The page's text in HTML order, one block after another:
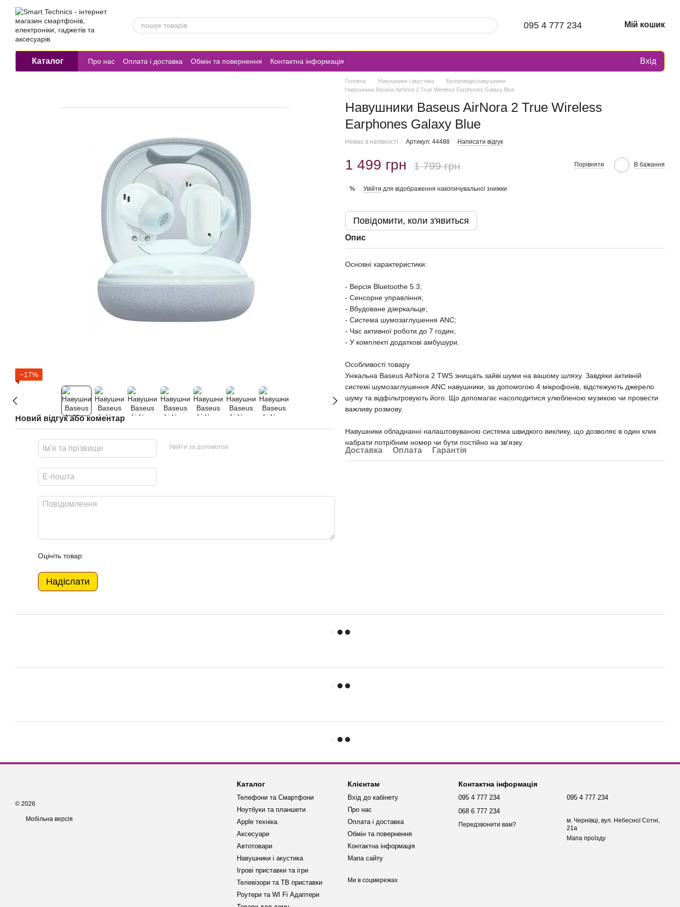
Перейти до основного контенту
095 4 777 234 Мій кошик
Каталог Про нас Оплата і доставка Обмін та повернення Контактна інформація Вхід
−17%
Новий відгук або коментар
Увійти за допомогою
Оцініть товар
Надіслати
Головна Навушники і акустика
Безпровідні навушники
Навушники Baseus AirNora 2 True Wireless Earphones Galaxy Blue
Навушники Baseus AirNora 2 True Wireless
Earphones Galaxy Blue
Немає в наявності Артикул: 44488 Написати відгук
1 499 грн 1 799 грн Порівняти В бажання
% Увійти для відображення накопичувальної знижки
Повідомити, коли з'явиться
Опис
Основні характеристики:
- Версія Bluetoothe 5.3;
- Сенсорне управління;
- Вбудоване дзеркальце;
- Система шумозаглушення ANC;
- Час активної роботи до 7 годин;
- У комплекті додаткові амбушури.
Особливості товару
Унікальна Baseus AirNora 2 TWS знищать зайві шуми на вашому шляху. Завдяки активній
системі шумозаглушення ANC навушники, за допомогою 4 мікрофонів, відстежують джерело
шуму та відфільтровують його. Що допомагає насолодитися улюбленою музикою чи провести
важливу розмову.
Навушники обладнанні налаштовуваною система швидкого виклику, що дозволяє в один клик
набрати потрібним номер чи бути постійно на зв'язку.
Доставка Оплата Гарантія
© 2026
Мобільна версія
Каталог
Телефони та Смартфони
Ноутбуки та планшети
Apple техніка
Аксесуари
Автотовари
Навушники і акустика
Ігрові приставки та ігри
Телевізори та ТВ приставки
Роутери та WI Fi Адаптери
Клієнтам
Вхід до кабінету
Про нас
Оплата і доставка
Обмін та повернення
Контактна інформація
Мапа сайту
Ми в соцмережах
Контактна інформація
095 4 777 234
068 6 777 234
Передзвонити вам?
095 4 777 234
м. Чернівці, вул. Небесної Сотні,
21а
Мапа проїзду